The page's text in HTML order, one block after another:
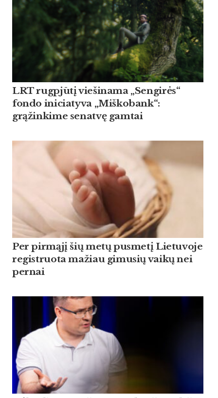
LRT rugpjūtį viešinama „Sengirės“
fondo iniciatyva „Miškobank“:
grąžinkime senatvę gamtai
Per pirmąjį šių metų pusmetį Lietuvoje
registruota mažiau gimusių vaikų nei
pernai